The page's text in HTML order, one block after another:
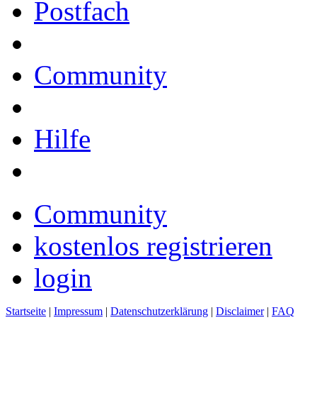
Postfach
Community
Hilfe
Community
kostenlos registrieren
login
Startseite | Impressum | Datenschutzerklärung | Disclaimer| FAQ